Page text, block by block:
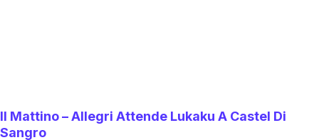
Il Mattino – Allegri Attende Lukaku A Castel Di
Sangro